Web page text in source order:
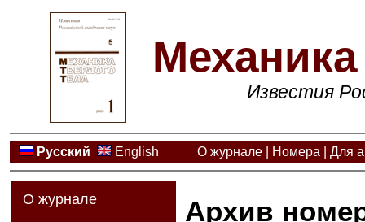
Механика
Известия
Русский English О журнале Номера Для
О журнале Архив